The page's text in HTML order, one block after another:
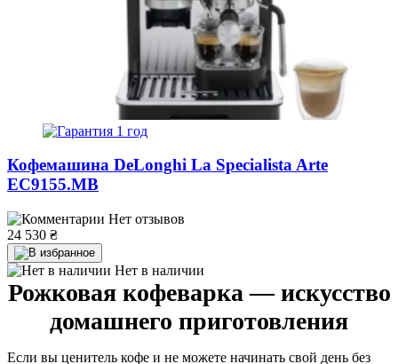
1 год
Кофемашина DeLonghi La Specialista Arte
EC9155.MB
Нет отзывов
24 530 ₴
Нет в наличии
Рожковая кофеварка — искусство
домашнего приготовления
Если вы ценитель кофе и не можете начинать свой день без